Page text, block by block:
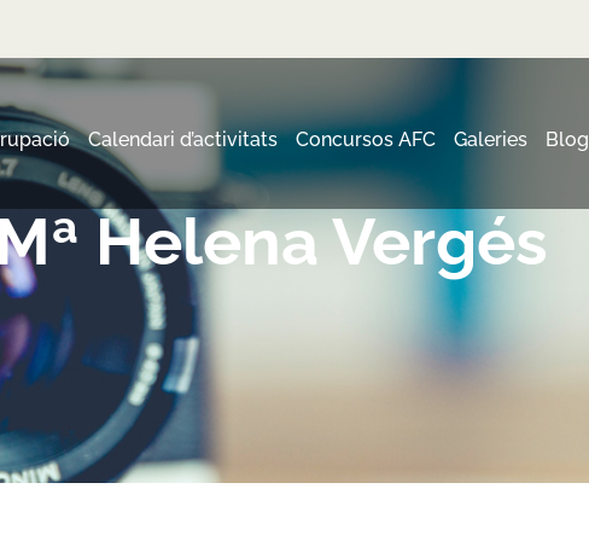
Calendari d’activitats Concursos AFC Galeries Blog
Helena Vergés